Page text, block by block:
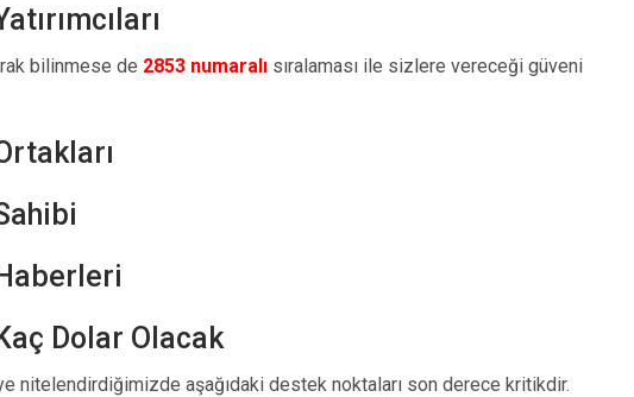
bilinmese de 2853 numaralı sıralaması ile sizlere vereceği güveni
Dolar Olacak
nitelendirdiğimizde aşağıdaki destek noktaları son derece kritikdir.